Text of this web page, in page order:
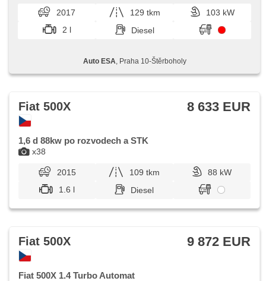
Zentralverriegelung mit Funkfernbedienung, Elektronisches
Stabilitätsprogramm (ESP), Scheibenwischersensor,
Nebelscheinwerfer, El. Klappspiegel, ABS,
Antriebsschlupfregelung (ASR), parkovací senzory zadní,
denně (včetně víke...
2017 129 tkm
103 kW
2 l
Diesel
Auto ESA , Praha 10-Štěrboholy
x38
Fiat 500X 8 633 EUR
1,6 d 88kw po rozvodech a STK
2015 109 tkm
88 kW
1.6 l
Diesel
Fiat 500X 9 872 EUR
Fiat 500X 1.4 Turbo Automat